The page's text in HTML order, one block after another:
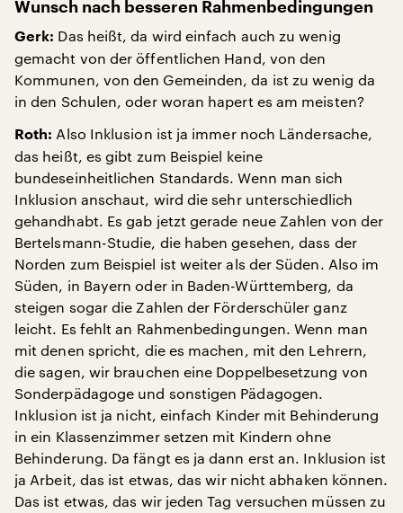
Wunsch nach besseren Rahmenbedingungen
Gerk: Das heißt, da wird einfach auch zu wenig
gemacht von der öffentlichen Hand, von den
Kommunen, von den Gemeinden, da ist zu wenig da
in den Schulen, oder woran hapert es am meisten?
Roth: Also Inklusion ist ja immer noch Ländersache,
das heißt, es gibt zum Beispiel keine
bundeseinheitlichen Standards. Wenn man sich
Inklusion anschaut, wird die sehr unterschiedlich
gehandhabt. Es gab jetzt gerade neue Zahlen von der
Bertelsmann-Studie, die haben gesehen, dass der
Norden zum Beispiel ist weiter als der Süden. Also im
Süden, in Bayern oder in Baden-Württemberg, da
steigen sogar die Zahlen der Förderschüler ganz
leicht. Es fehlt an Rahmenbedingungen. Wenn man
mit denen spricht, die es machen, mit den Lehrern,
die sagen, wir brauchen eine Doppelbesetzung von
Sonderpädagoge und sonstigen Pädagogen.
Inklusion ist ja nicht, einfach Kinder mit Behinderung
in ein Klassenzimmer setzen mit Kindern ohne
Behinderung. Da fängt es ja dann erst an. Inklusion ist
ja Arbeit, das ist etwas, das wir nicht abhaken können.
Das ist etwas, das wir jeden Tag versuchen müssen zu